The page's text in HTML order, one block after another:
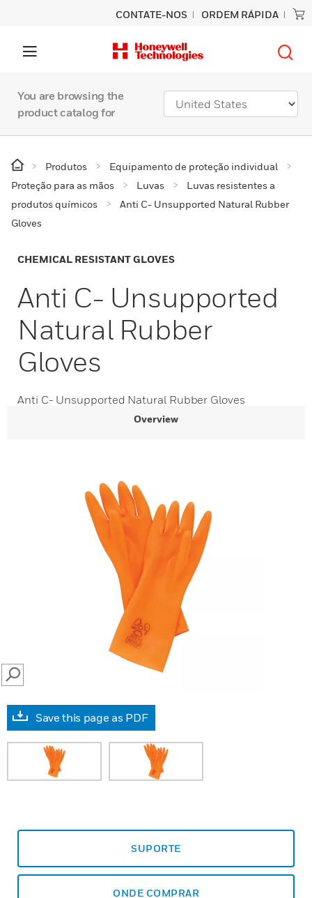
CONTATE-NOS ORDEM RÁPIDA
You are browsing the
product catalog for
Produtos
Equipamento de proteção individual
Proteção para as mãos
Luvas
Luvas resistentes a
produtos químicos
Anti C- Unsupported Natural Rubber
Gloves
CHEMICAL RESISTANT GLOVES
Anti C- Unsupported
Natural Rubber
Gloves
Anti C- Unsupported Natural Rubber Gloves
Overview
SEARCH
Save this page as PDF
SUPORTE
ONDE COMPRAR